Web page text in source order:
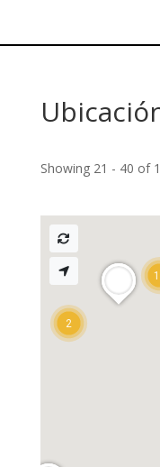
Showing 21 - 40 of
2